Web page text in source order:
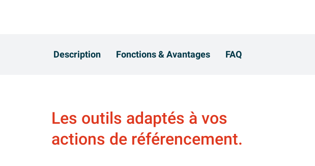
Description Fonctions & Avantages FAQ
Les outils adaptés à vos
actions de référencement.